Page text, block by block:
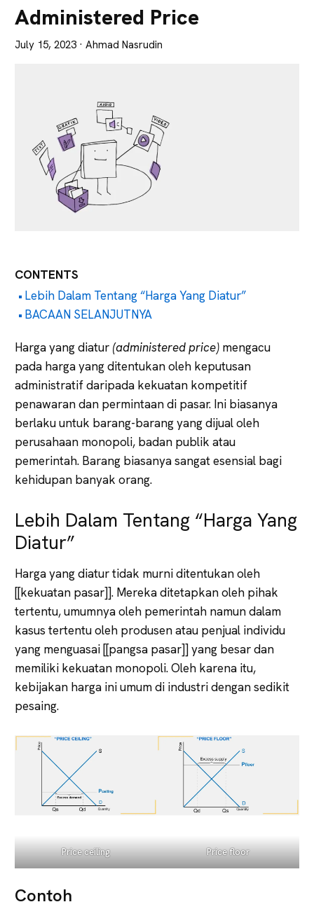
Tajam
Administered Price
July 15, 2023 · Ahmad Nasrudin
CONTENTS
Lebih Dalam Tentang “Harga Yang Diatur”
BACAAN SELANJUTNYA
Harga yang diatur (administered price) mengacu
pada harga yang ditentukan oleh keputusan
administratif daripada kekuatan kompetitif
penawaran dan permintaan di pasar. Ini biasanya
berlaku untuk barang-barang yang dijual oleh
perusahaan monopoli, badan publik atau
pemerintah. Barang biasanya sangat esensial bagi
kehidupan banyak orang.
Lebih Dalam Tentang “Harga Yang
Diatur”
Harga yang diatur tidak murni ditentukan oleh
[[kekuatan pasar]]. Mereka ditetapkan oleh pihak
tertentu, umumnya oleh pemerintah namun dalam
kasus tertentu oleh produsen atau penjual individu
yang menguasai [[pangsa pasar]] yang besar dan
memiliki kekuatan monopoli. Oleh karena itu,
kebijakan harga ini umum di industri dengan sedikit
pesaing.
Price ceiling Price floor
Contoh